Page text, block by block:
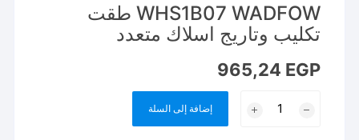
WHS1B07 WADFOW طقت
تكليب وتاريج اسلاك متعدد
965,24 EGP
WHS1B07
إضافة إلى السلة